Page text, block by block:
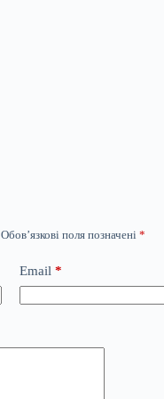
Обов’язкові поля позначені *
Email *